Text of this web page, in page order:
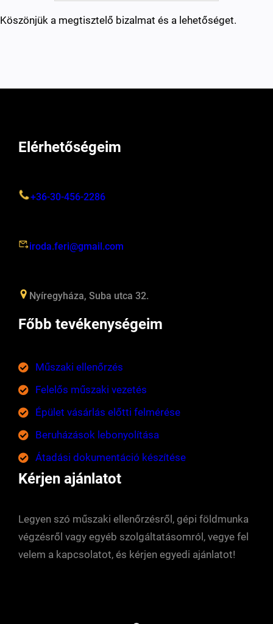
Köszönjük a megtisztelő bizalmat és a lehetőséget.
Elérhetőségeim
+36-30-456-2286
iroda.feri@gmail.com
Nyíregyháza, Suba utca 32.
Főbb tevékenységeim
Műszaki ellenőrzés
Felelős műszaki vezetés
Épület vásárlás előtti felmérése
Beruházások lebonyolítása
Átadási dokumentáció készítése
Kérjen ajánlatot
Legyen szó műszaki ellenőrzésről, gépi földmunka
végzésről vagy egyéb szolgáltatásomról, vegye fel
velem a kapcsolatot, és kérjen egyedi ajánlatot!